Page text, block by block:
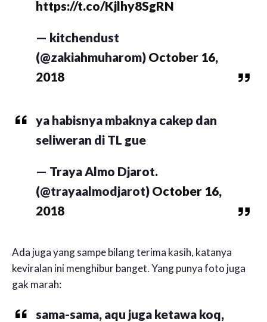
https://t.co/Kjlhy8SgRN
— kitchendust
(@zakiahmuharom) October 16,
2018
ya habisnya mbaknya cakep dan
seliweran di TL gue
— Traya Almo Djarot.
(@trayaalmodjarot) October 16,
2018
Ada juga yang sampe bilang terima kasih, katanya
keviralan ini menghibur banget. Yang punya foto juga
gak marah:
sama-sama, aqu juga ketawa koq,